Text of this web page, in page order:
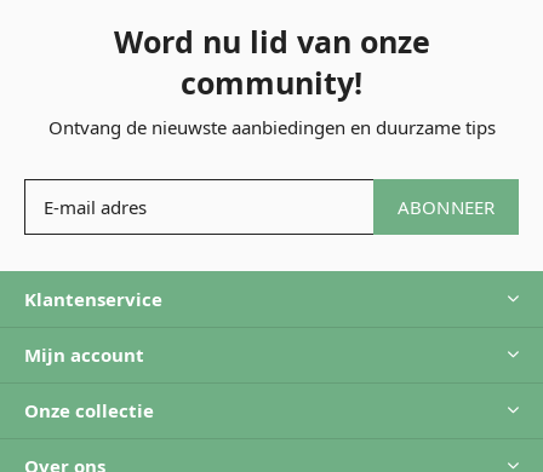
Word nu lid van onze
community!
Ontvang de nieuwste aanbiedingen en duurzame tips
ABONNEER
Klantenservice
Mijn account
Onze collectie
Over ons